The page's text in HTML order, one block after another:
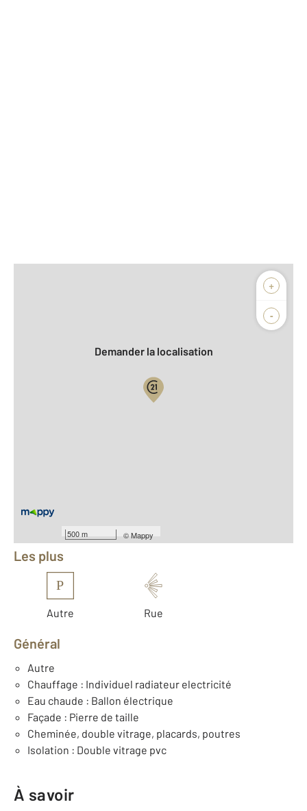
+
-
500 m ©Mappy
Biens vendus
Demander la localisation
Équipements
Les plus
P
Autre Rue
Général
Autre
Chauffage : Individuel radiateur electricité
Eau chaude : Ballon électrique
Façade : Pierre de taille
Cheminée, double vitrage, placards, poutres
Isolation : Double vitrage pvc
À savoir